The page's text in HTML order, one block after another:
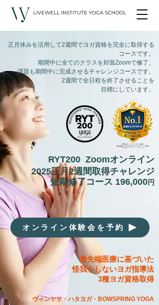
LIVEWELL INSTITUTE YOGA SCHOOL
正月休みを活用して2週間でヨガ資格を完全に取得する
コースです。
期間中に全てのクラスを対面Zoomで修了、
課題も期間中に完成させるチャレンジコースです。
2週間で全日程を終了させることを
目標にしています。
RYT200 Zoomオンライン
2025正月2週間取得チャレンジ
短期修了コース 196,000円
オンライン体験会を予約
最先端医療に基づいた
怪我をしないヨガ指導法
3種ヨガ資格取得
ヴィンヤサ・ハタヨガ・ BOWSPRING YOGA